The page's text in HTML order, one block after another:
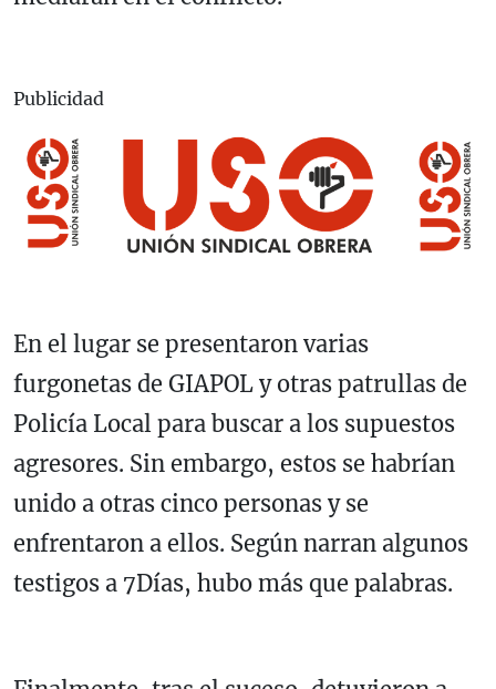
Publicidad
En el lugar se presentaron varias
furgonetas de GIAPOL y otras patrullas de
Policía Local para buscar a los supuestos
agresores. Sin embargo, estos se habrían
unido a otras cinco personas y se
enfrentaron a ellos. Según narran algunos
testigos a 7Días, hubo más que palabras.